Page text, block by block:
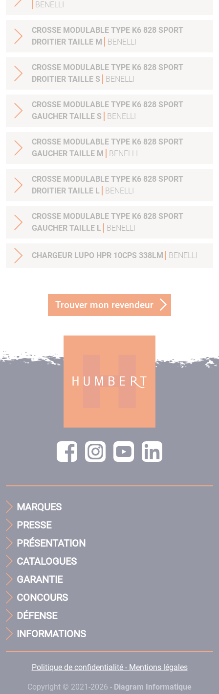
BENELLI
CROSSE MODULABLE TYPE K6 828 SPORT
DROITIER TAILLE M
BENELLI
CROSSE MODULABLE TYPE K6 828 SPORT
DROITIER TAILLE S
BENELLI
CROSSE MODULABLE TYPE K6 828 SPORT
GAUCHER TAILLE S
BENELLI
CROSSE MODULABLE TYPE K6 828 SPORT
GAUCHER TAILLE M
BENELLI
CROSSE MODULABLE TYPE K6 828 SPORT
DROITIER TAILLE L
BENELLI
CROSSE MODULABLE TYPE K6 828 SPORT
GAUCHER TAILLE L
BENELLI
CHARGEUR LUPO HPR 10CPS 338LM BENELLI
Trouver mon revendeur
MARQUES
PRESSE
PRÉSENTATION
CATALOGUES
GARANTIE
CONCOURS
DÉFENSE
INFORMATIONS
Politique de confidentialité - Mentions légales
Copyright © 2021-2026 - Diagram Informatique